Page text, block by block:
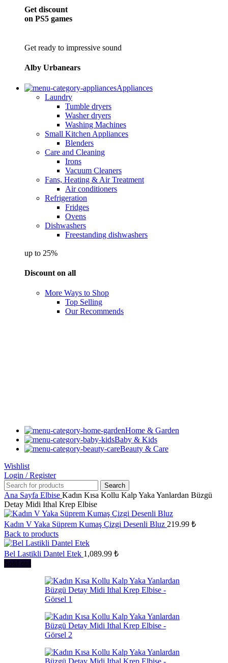
Get discount
on PS5 games
Get ready to impressive sound
Alby Urbanears
Appliances
Laundry
Tumble dryers
Washer dryers
Washing Machines
Small Kitchen Appliances
Blenders
Care and Cleaning
Irons
Vacuum Cleaners
Fans, Heating & Air Treatment
Air conditioners
Refrigeration
Fridges
Ovens
Dishwashers
Freestanding dishwashers
up to 25%
Discount on all
More Ways to Shop
Top Selling
Our Recommends
Home & Garden
Baby & Kids
Beauty & Care
Wishlist
Login / Register
Search
Ana Sayfa Elbise Kadın Kısa Kollu Kalp Yaka Yanlardan Büzgü
Detay Midi Ithal Krep Elbise
Kadın V Yaka Süprem Kumaş Çizgi Desenli Bluz 219.99 ₺
Back to products
Bel Lastikli Dantel Etek 1,089.99 ₺
Sold out